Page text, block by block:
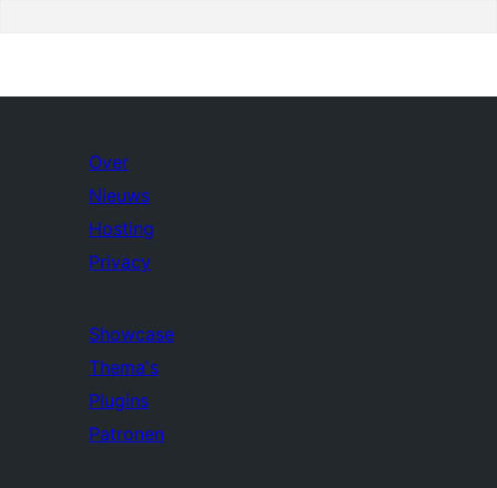
Over
Nieuws
Hosting
Privacy
Showcase
Thema's
Plugins
Patronen